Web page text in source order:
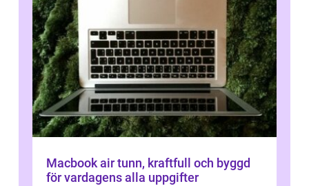
Macbook air tunn, kraftfull och byggd
för vardagens alla uppgifter